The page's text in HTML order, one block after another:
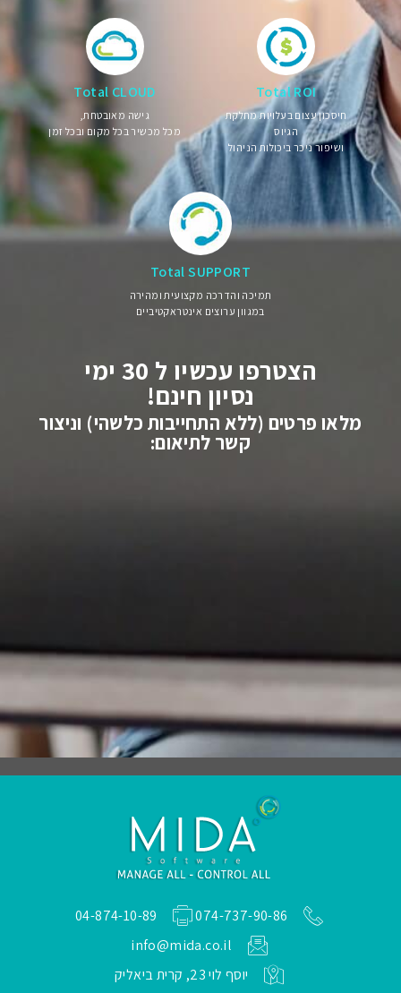
Total ROI
חיסכון עצום בעלויות מחלקת
הגיוס
ושיפור ניכר ביכולות הניהול
Total CLOUD
גישה מאובטחת,
מכל מכשיר בכל מקום ובכל זמן
Total SUPPORT
תמיכה והדרכה מקצועית ומהירה
במגוון ערוצים אינטראקטיביים
הצטרפו עכשיו ל 30 ימי
נסיון חינם!
מלאו פרטים (ללא התחייבות כלשהי) וניצור
קשר לתיאום:
074-737-90-86
04-874-10-89
info@mida.co.il
יוסף לוי 23, קרית ביאליק